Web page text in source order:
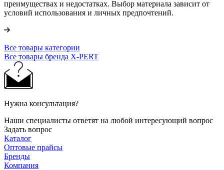
преимуществах и недостатках. Выбор материала зависит от
условий использования и личных предпочтений.
Все товары категории
Все товары бренда X-PERT
Нужна консультация?
Наши специалисты ответят на любой интересующий вопрос
Задать вопрос
Каталог
Оптовые прайсы
Бренды
Компания